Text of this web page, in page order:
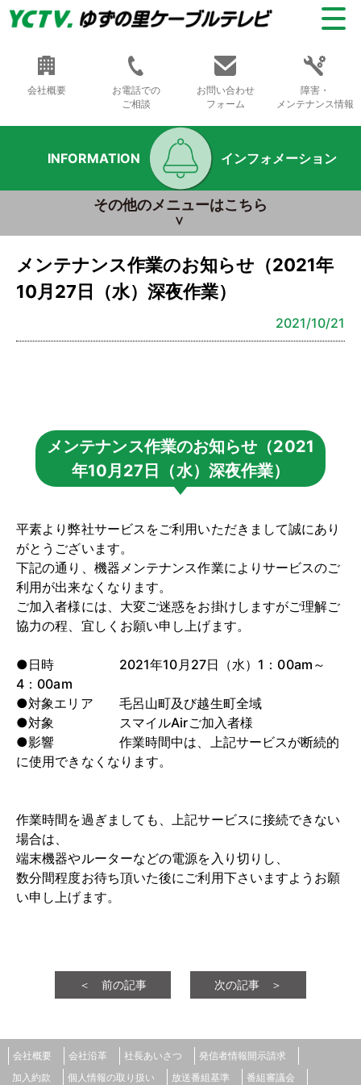
会社概要
お電話での
ご相談
お問い合わせ
フォーム
障害・
メンテナンス情報
INFORMATION インフォメーション
その他のメニューはこちら
メンテナンス作業のお知らせ（2021年
10月27日（水）深夜作業）
2021/10/21
メンテナンス作業のお知らせ（2021
年10月27日（水）深夜作業）
平素より弊社サービスをご利用いただきまして誠にあり
がとうございます。
下記の通り、機器メンテナンス作業によりサービスのご
利用が出来なくなります。
ご加入者様には、大変ご迷惑をお掛けしますがご理解ご
協力の程、宜しくお願い申し上げます。
●日時 2021年10月27日（水）1：00am～
4：00am
●対象エリア 毛呂山町及び越生町全域
●対象 スマイルAirご加入者様
●影響 作業時間中は、上記サービスが断続的
に使用できなくなります。
作業時間を過ぎましても、上記サービスに接続できない
場合は、
端末機器やルーターなどの電源を入り切りし、
数分間程度お待ち頂いた後にご利用下さいますようお願
い申し上げます。
＜ 前の記事 次の記事 ＞
会社概要 会社沿革 社長あいさつ
発信者情報開示請求
加入約款
個人情報の取り扱い 放送番組基準 番組審議会